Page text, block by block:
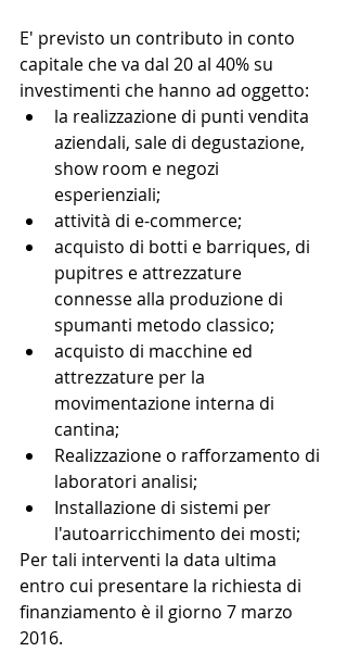
E' previsto un contributo in conto
capitale che va dal 20 al 40% su
investimenti che hanno ad oggetto:
la realizzazione di punti vendita
aziendali, sale di degustazione,
show room e negozi
esperienziali;
attività di e-commerce;
acquisto di botti e barriques, di
pupitres e attrezzature
connesse alla produzione di
spumanti metodo classico;
acquisto di macchine ed
attrezzature per la
movimentazione interna di
cantina;
Realizzazione o rafforzamento di
laboratori analisi;
Installazione di sistemi per
l'autoarricchimento dei mosti;
Per tali interventi la data ultima
entro cui presentare la richiesta di
finanziamento è il giorno 7 marzo
2016.